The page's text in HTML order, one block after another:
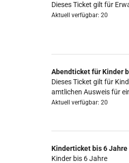
Dieses Ticket gilt für
Aktuell verfügbar: 20
Abendticket für Kinder
Dieses Ticket gilt für
amtlichen Ausweis für
Aktuell verfügbar: 20
Kinderticket bis 6 Jahre
Kinder bis 6 Jahre